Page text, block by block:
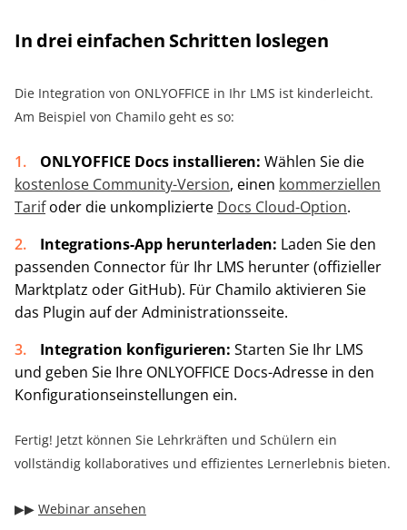
In drei einfachen Schritten loslegen
Die Integration von ONLYOFFICE in Ihr LMS ist kinderleicht.
Am Beispiel von Chamilo geht es so:
ONLYOFFICE Docs installieren: Wählen Sie die
kostenlose Community-Version, einen kommerziellen
Tarifoder die unkomplizierte Docs Cloud-Option.
Integrations-App herunterladen: Laden Sie den
passenden Connector für Ihr LMS herunter (offizieller
Marktplatz oder GitHub). Für Chamilo aktivieren Sie
das Plugin auf der Administrationsseite.
Integration konfigurieren: Starten Sie Ihr LMS
und geben Sie Ihre ONLYOFFICE Docs-Adresse in den
Konfigurationseinstellungen ein.
Fertig! Jetzt können Sie Lehrkräften und Schülern ein
vollständig kollaboratives und effizientes Lernerlebnis bieten.
▶︎▶︎ Webinar ansehen